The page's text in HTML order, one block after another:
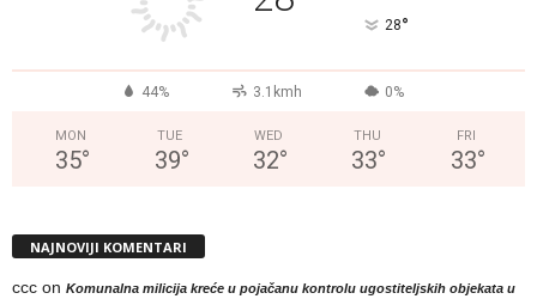
28°
44% 3.1kmh 0%
MON
35°
TUE
39°
WED
32°
THU
33°
FRI
33°
NAJNOVIJI KOMENTARI
ccc on Komunalna milicija kreće u pojačanu kontrolu ugostiteljskih objekata u